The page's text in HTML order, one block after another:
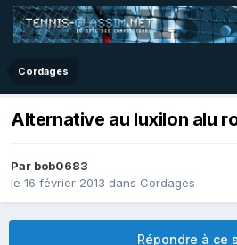
Cordages
Alternative au luxilon alu
Par bob0683
le 16 février 2013 dans Cordages
Répondre à ce